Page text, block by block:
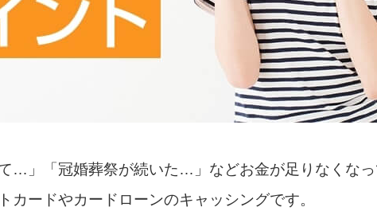
最速！最短
特集ページ一
種類や特徴で探
無利息期間
つのポイント
…」「冠婚葬祭が続いた…」などお金が足りなくな
カードやカードローンのキャッシングです。